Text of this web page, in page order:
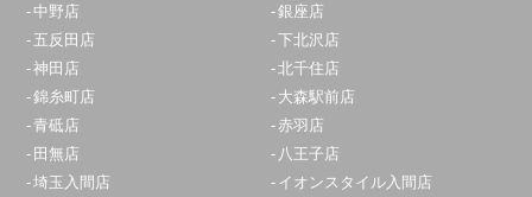
中野店
銀座店
五反田店
下北沢店
神田店
北千住店
錦糸町店
大森駅前店
青砥店
赤羽店
田無店
八王子店
埼玉入間店
イオンスタイル入間店